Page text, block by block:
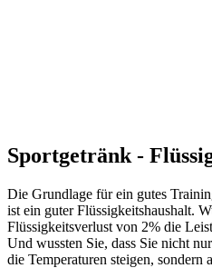
Sportgetränk -
Die Grundlage für ein gutes
ist ein guter Flüssigkeitshaushalt.
Flüssigkeitsverlust von 2% die
Und wussten Sie, dass Sie nicht
die Temperaturen steigen, sondern